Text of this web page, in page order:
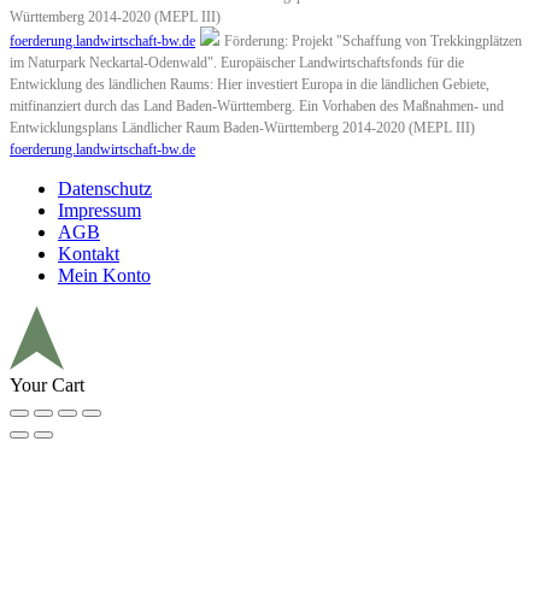
Württemberg 2014-2020 (MEPL III)
foerderung.landwirtschaft-bw.de
Förderung: Projekt "Schaffung von Trekkingplätzen
im Naturpark Neckartal-Odenwald". Europäischer Landwirtschaftsfonds für die
Entwicklung des ländlichen Raums: Hier investiert Europa in die ländlichen Gebiete,
mitfinanziert durch das Land Baden-Württemberg. Ein Vorhaben des Maßnahmen- und
Entwicklungsplans Ländlicher Raum Baden-Württemberg 2014-2020 (MEPL III)
foerderung.landwirtschaft-bw.de
Datenschutz
Impressum
AGB
Kontakt
Mein Konto
Your Cart